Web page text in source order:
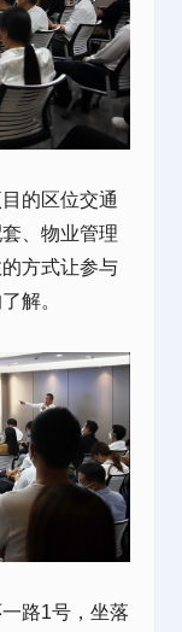
的区位交通
、物业管理
方式让参与
解。
路1号，坐落